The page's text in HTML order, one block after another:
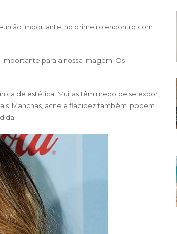
importante, no primeiro encontro com
para a nossa imagem. Os
de estética. Muitas têm medo de se expor,
Manchas, acne e flacidez também podem